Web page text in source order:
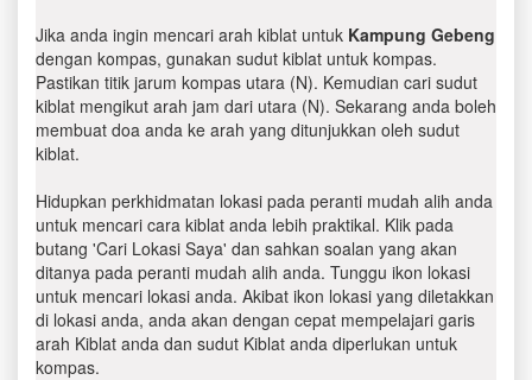
Jika anda ingin mencari arah kiblat untuk Kampung Gebeng
dengan kompas, gunakan sudut kiblat untuk kompas.
Pastikan titik jarum kompas utara (N). Kemudian cari sudut
kiblat mengikut arah jam dari utara (N). Sekarang anda boleh
membuat doa anda ke arah yang ditunjukkan oleh sudut
kiblat.
Hidupkan perkhidmatan lokasi pada peranti mudah alih anda
untuk mencari cara kiblat anda lebih praktikal. Klik pada
butang 'Cari Lokasi Saya' dan sahkan soalan yang akan
ditanya pada peranti mudah alih anda. Tunggu ikon lokasi
untuk mencari lokasi anda. Akibat ikon lokasi yang diletakkan
di lokasi anda, anda akan dengan cepat mempelajari garis
arah Kiblat anda dan sudut Kiblat anda diperlukan untuk
kompas.